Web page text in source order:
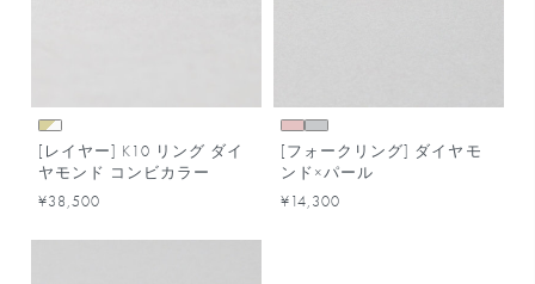
[レイヤー] K10 リング ダイ
ヤモンド コンビカラー
¥38,500
[フォークリング] ダイヤモ
ンド×パール
¥14,300